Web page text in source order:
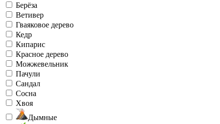
Берёза
Ветивер
Гваяковое дерево
Кедр
Кипарис
Красное дерево
Можжевельник
Пачули
Сандал
Сосна
Хвоя
Дымные